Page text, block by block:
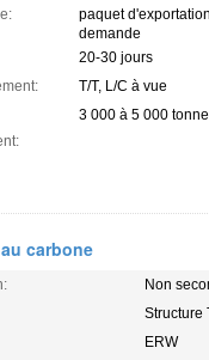
paquet
demande
20-30 jours
T/T, L/C à vue
3 000 à 5 000
carbone
Non
Structure
ERW